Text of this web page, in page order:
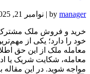
by manager
| نوامبر 21, 2025
خرید و فروش ملک
خود را دارد؛ یکی از
معامله ملک از این حق
معامله، شکایت شریک یا
مواجه شوید. در این